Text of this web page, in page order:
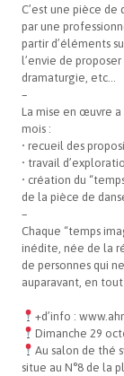
C’est une pièce
par une
partir d’éléments
l’envie de
dramaturgie, etc…
–
La mise en œuvre a
mois :
• recueil des
• travail
• création du
de la pièce de
–
Chaque “temps
inédite, née de la
de personnes qui
auparavant, en
+d’info :
Dimanche 29
Au salon de thé
situe au N°8 de la